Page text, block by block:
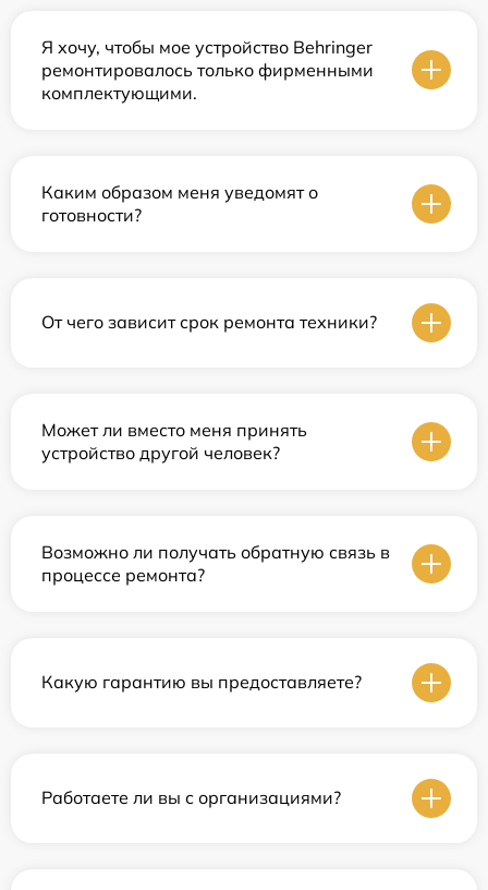
Я хочу, чтобы мое устройство Behringer
ремонтировалось только фирменными
комплектующими.
Каким образом меня уведомят о
готовности?
От чего зависит срок ремонта техники?
Может ли вместо меня принять
устройство другой человек?
Возможно ли получать обратную связь в
процессе ремонта?
Какую гарантию вы предоставляете?
Работаете ли вы с организациями?